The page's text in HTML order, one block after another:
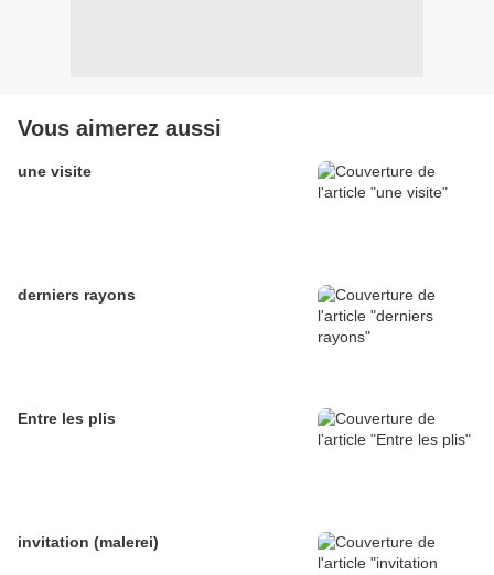
Vous aimerez aussi
une visite
derniers rayons
Entre les plis
invitation (malerei)